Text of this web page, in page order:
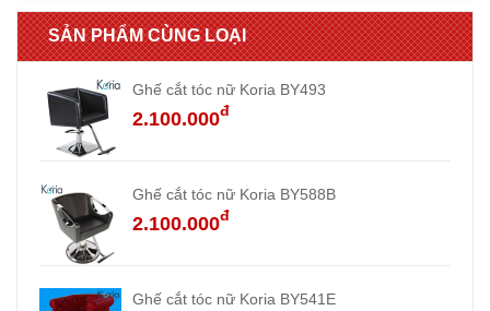
SẢN PHẨM CÙNG LOẠI
Ghế cắt tóc nữ Koria BY493
2.100.000đ
Ghế cắt tóc nữ Koria BY588B
2.100.000đ
Ghế cắt tóc nữ Koria BY541E